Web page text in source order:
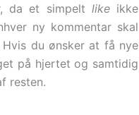
da et simpelt likeikke
ny kommentar skal
du ønsker at få nye
på hjertet og samtidig
resten.